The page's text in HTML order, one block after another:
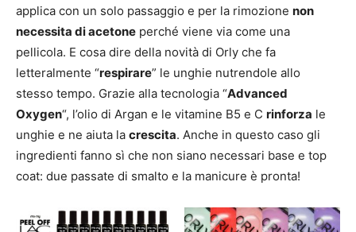
applica con un solo passaggio e per la rimozione non
necessita di acetone perché viene via come una
pellicola. E cosa dire della novità di Orly che fa
letteralmente “respirare” le unghie nutrendole allo
stesso tempo. Grazie alla tecnologia “Advanced
Oxygen“, l’olio di Argan e le vitamine B5 e C rinforza le
unghie e ne aiuta la crescita. Anche in questo caso gli
ingredienti fanno sì che non siano necessari base e top
coat: due passate di smalto e la manicure è pronta!